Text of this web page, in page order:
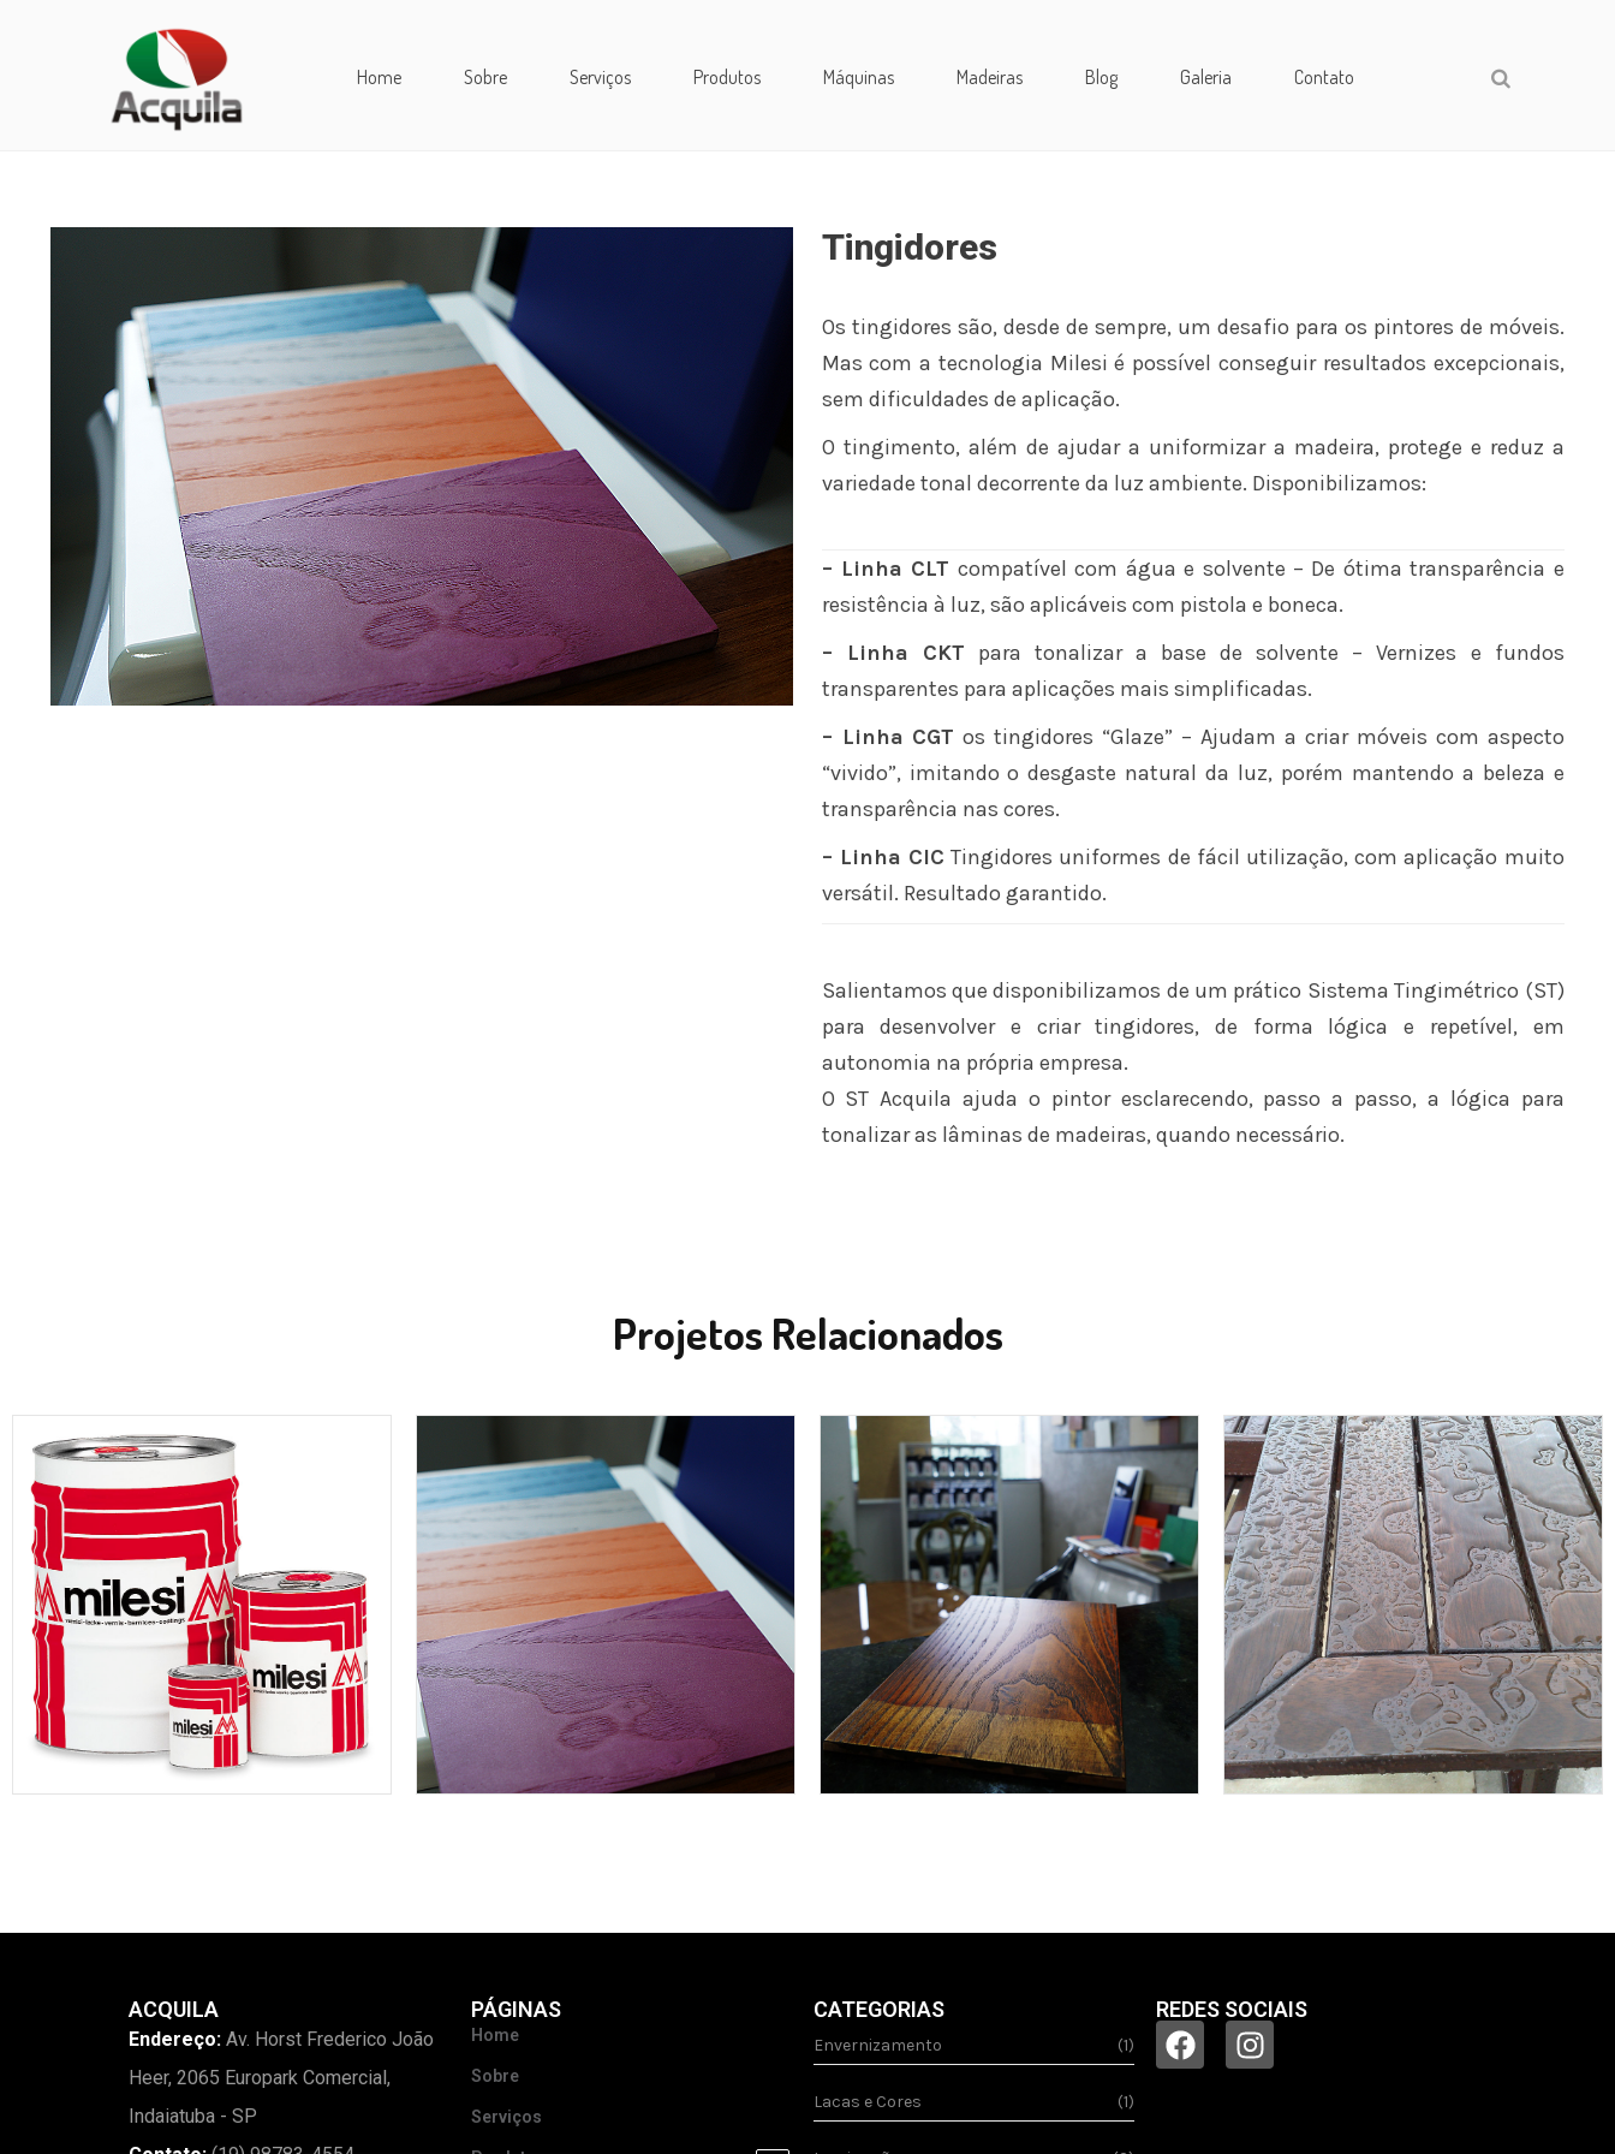
Home Sobre Serviços Produtos Máquinas Madeiras Blog Galeria Contato
Tingidores
Os tingidores são, desde de sempre, um desafio para os pintores de móveis.
Mas com a tecnologia Milesi é possível conseguir resultados excepcionais,
sem dificuldades de aplicação.
O tingimento, além de ajudar a uniformizar a madeira, protege e reduz a
variedade tonal decorrente da luz ambiente. Disponibilizamos:
– Linha CLT compatível com água e solvente – De ótima transparência e
resistência à luz, são aplicáveis com pistola e boneca.
– Linha CKT para tonalizar a base de solvente – Vernizes e fundos
transparentes para aplicações mais simplificadas.
– Linha CGT os tingidores “Glaze” – Ajudam a criar móveis com aspecto
“vivido”, imitando o desgaste natural da luz, porém mantendo a beleza e
transparência nas cores.
– Linha CIC Tingidores uniformes de fácil utilização, com aplicação muito
versátil. Resultado garantido.
Salientamos que disponibilizamos de um prático Sistema Tingimétrico (ST)
para desenvolver e criar tingidores, de forma lógica e repetível, em
autonomia na própria empresa.
O ST Acquila ajuda o pintor esclarecendo, passo a passo, a lógica para
tonalizar as lâminas de madeiras, quando necessário.
Projetos Relacionados
ACQUILA
Endereço: Av. Horst Frederico João
Heer, 2065 Europark Comercial,
Indaiatuba - SP
PÁGINAS
Home
Sobre
Serviços
CATEGORIAS
Envernizamento (1)
Lacas e Cores (1)
REDES SOCIAIS